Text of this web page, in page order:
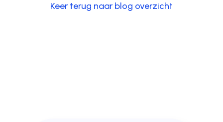
Keer terug naar blog overzicht